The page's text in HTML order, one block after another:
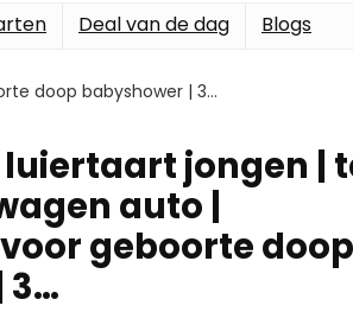
Deal van de dag Blogs
doop babyshower | 3…
luiertaart jongen |
auto |
geboorte doop
3…